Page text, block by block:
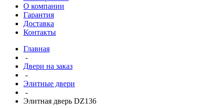
О компании
Гарантия
Доставка
Контакты
Главная
-
Двери на заказ
-
Элитные двери
-
Элитная дверь DZ136